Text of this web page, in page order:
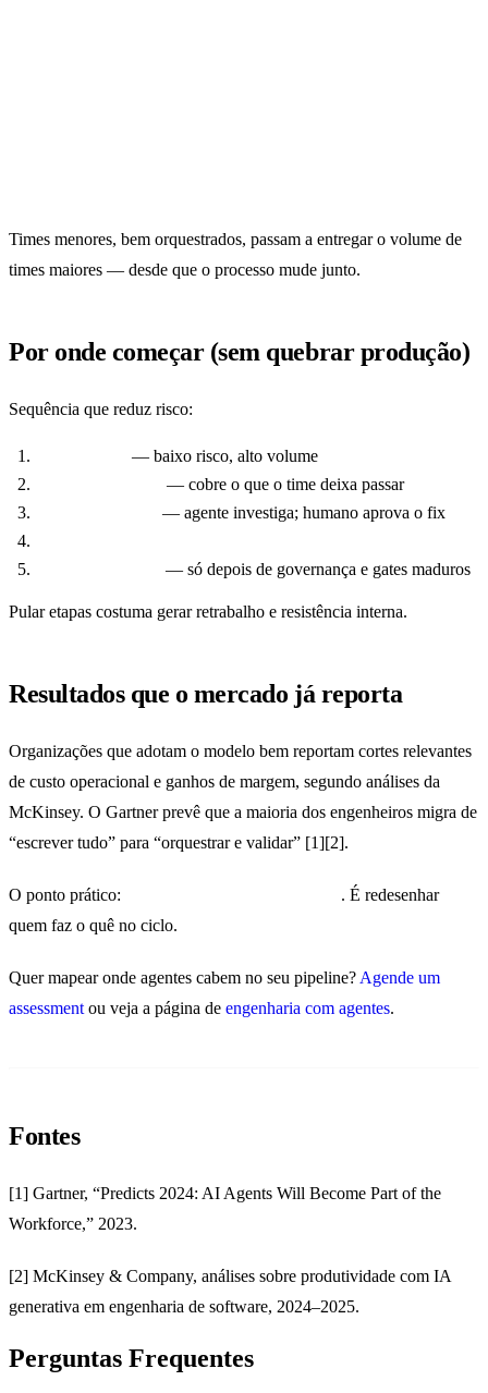
Times menores, bem orquestrados, passam a entregar o volume de
times maiores — desde que o processo mude junto.
Por onde começar (sem quebrar produção)
Sequência que reduz risco:
— baixo risco, alto volume
— cobre o que o time deixa passar
— agente investiga; humano aprova o fix
— só depois de governança e gates maduros
Pular etapas costuma gerar retrabalho e resistência interna.
Resultados que o mercado já reporta
Organizações que adotam o modelo bem reportam cortes relevantes
de custo operacional e ganhos de margem, segundo análises da
McKinsey. O Gartner prevê que a maioria dos engenheiros migra de
“escrever tudo” para “orquestrar e validar” [1][2].
O ponto prático:
. É redesenhar
quem faz o quê no ciclo.
Quer mapear onde agentes cabem no seu pipeline? Agende um
assessment ou veja a página de engenharia com agentes.
Fontes
[1] Gartner, “Predicts 2024: AI Agents Will Become Part of the
Workforce,” 2023.
[2] McKinsey & Company, análises sobre produtividade com IA
generativa em engenharia de software, 2024–2025.
Perguntas Frequentes